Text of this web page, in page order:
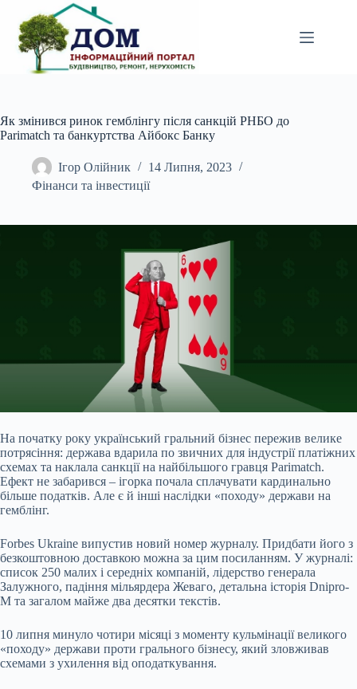
вмісту
Як змінився ринок гемблінгу після санкцій РНБО до
Parimatch та банкуртства Айбокс Банку
Ігор Олійник
14 Липня, 2023
Фінанси та інвестиції
На початку року український гральний бізнес пережив велике
потрясіння: держава вдарила по звичних для індустрії платіжних
схемах та наклала санкції на найбільшого гравця Parimatch.
Ефект не забарився – ігорка почала сплачувати кардинально
більше податків. Але є й інші наслідки «походу» держави на
гемблінг.
Forbes Ukraine випустив новий номер журналу. Придбати його з
безкоштовною доставкою можна за цим посиланням. У журналі:
список 250 малих і середніх компаній, лідерство генерала
Залужного, падіння мільярдера Жеваго, детальна історія Dnipro-
M та загалом майже два десятки текстів.
10 липня минуло чотири місяці з моменту кульмінації великого
«походу» держави проти грального бізнесу, який зловживав
схемами з ухилення від оподаткування.